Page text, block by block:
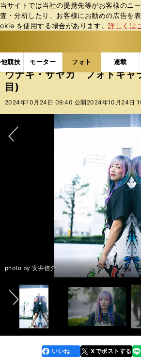
当サイトでは当社の提携先等がお客様のニ
査・分析したり、お客様にお勧めの広告を
okie を使⽤する場合があります。詳しくは
競技 モーター フォト 連載
b
ス
ポ
ル
バ
フォトギャラリー ウナギ・サ
ウナギ・サヤカ フォトギャ
目)
2024年10月24日 09:40 公開 2024年10月24日
photo by 安井信介
前へ
faceboo
k
いいね Xでポストする
line